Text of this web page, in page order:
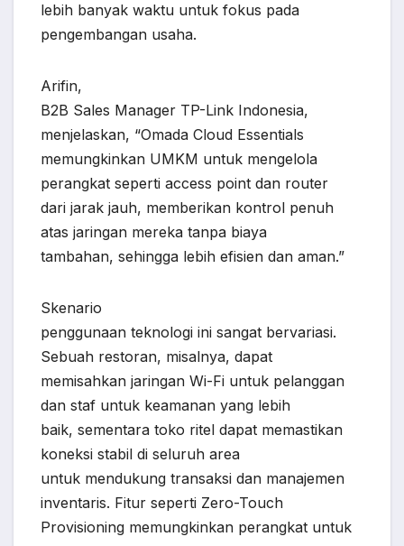
lebih banyak waktu untuk fokus pada
pengembangan usaha.
Arifin,
B2B Sales Manager TP-Link Indonesia,
menjelaskan, “Omada Cloud Essentials
memungkinkan UMKM untuk mengelola
perangkat seperti access point dan router
dari jarak jauh, memberikan kontrol penuh
atas jaringan mereka tanpa biaya
tambahan, sehingga lebih efisien dan aman.”
Skenario
penggunaan teknologi ini sangat bervariasi.
Sebuah restoran, misalnya, dapat
memisahkan jaringan Wi-Fi untuk pelanggan
dan staf untuk keamanan yang lebih
baik, sementara toko ritel dapat memastikan
koneksi stabil di seluruh area
untuk mendukung transaksi dan manajemen
inventaris. Fitur seperti Zero-Touch
Provisioning memungkinkan perangkat untuk